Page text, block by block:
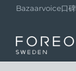
聯盟新聞
成為合作夥伴
Bazaarvoice口碑